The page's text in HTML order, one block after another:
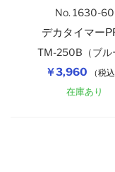
￥3,960 （税込
No. 1630-60
デカタイマー
TM-250B（ブル
在庫あり